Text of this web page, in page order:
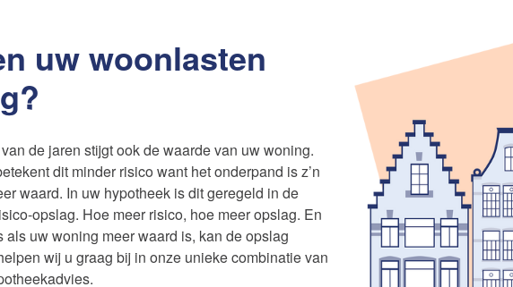
uw woonlasten
de jaren stijgt ook de waarde van uw woning.
dit minder risico want het onderpand is z’n
waard. In uw hypotheek is dit geregeld in de
opslag. Hoe meer risico, hoe meer opslag. En
als uw woning meer waard is, kan de opslag
wij u graag bij in onze unieke combinatie van